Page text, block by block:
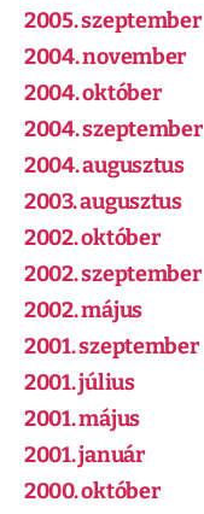
2005. szeptember
2004. november
2004. október
2004. szeptember
2004. augusztus
2003. augusztus
2002. október
2002. szeptember
2002. május
2001. szeptember
2001. július
2001. május
2001. január
2000. október